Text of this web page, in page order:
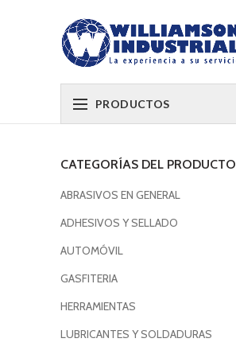
PRODUCTOS
CATEGORÍAS DEL PRODUCTO
ABRASIVOS EN GENERAL
ADHESIVOS Y SELLADO
AUTOMÓVIL
GASFITERIA
HERRAMIENTAS
LUBRICANTES Y SOLDADURAS